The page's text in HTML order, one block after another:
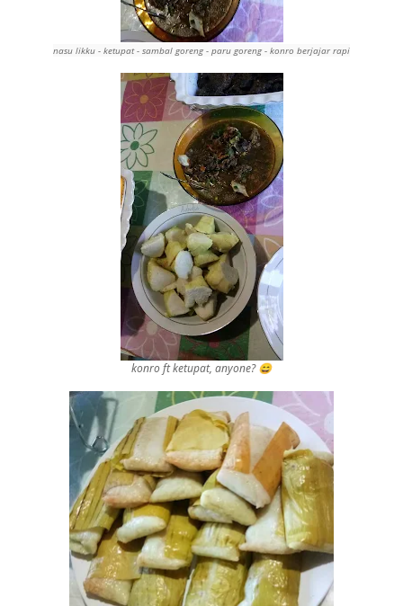
nasu likku - ketupat - sambal goreng - paru goreng - konro berjajar rapi
konro ft ketupat, anyone? 😄